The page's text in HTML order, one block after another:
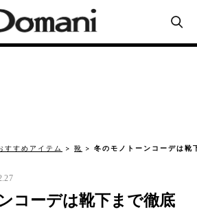
すすめアイテム 靴 冬のモノトーンコーデは
コーデは靴下まで徹底